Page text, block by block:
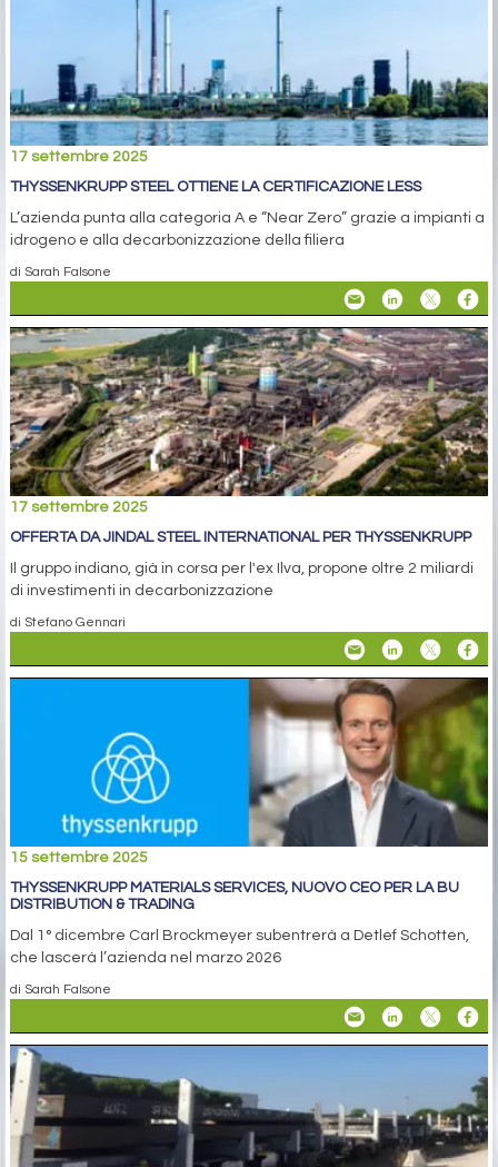
17 settembre 2025
THYSSENKRUPP STEEL OTTIENE LA CERTIFICAZIONE LESS
L’azienda punta alla categoria A e “Near Zero” grazie a impianti a
idrogeno e alla decarbonizzazione della filiera
di Sarah Falsone
17 settembre 2025
OFFERTA DA JINDAL STEEL INTERNATIONAL PER THYSSENKRUPP
Il gruppo indiano, già in corsa per l'ex Ilva, propone oltre 2 miliardi
di investimenti in decarbonizzazione
di Stefano Gennari
15 settembre 2025
THYSSENKRUPP MATERIALS SERVICES, NUOVO CEO PER LA BU
DISTRIBUTION & TRADING
Dal 1° dicembre Carl Brockmeyer subentrerà a Detlef Schotten,
che lascerà l’azienda nel marzo 2026
di Sarah Falsone